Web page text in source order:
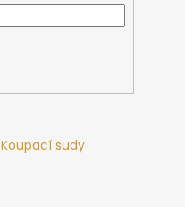
Koupací sudy